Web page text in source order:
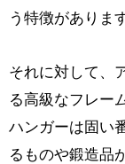
う特徴がありま
それに対して、
る高級なフレー
ハンガーは固い
るものや鍛造品